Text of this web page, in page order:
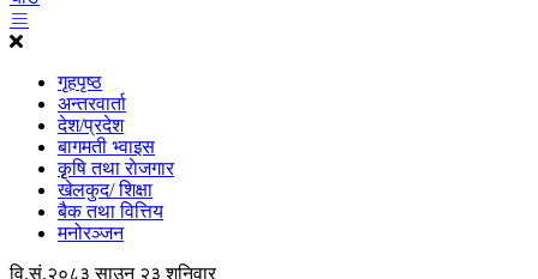
गृहपृष्ठ
अन्तरवार्ता
देश/प्रदेश
बागमती भ्वाइस
कृृषि तथा राेजगार
खेलकुद/ शिक्षा
बैक तथा वित्तिय
मनोरञ्जन
वि.सं.२०८३ साउन २३ शनिवार